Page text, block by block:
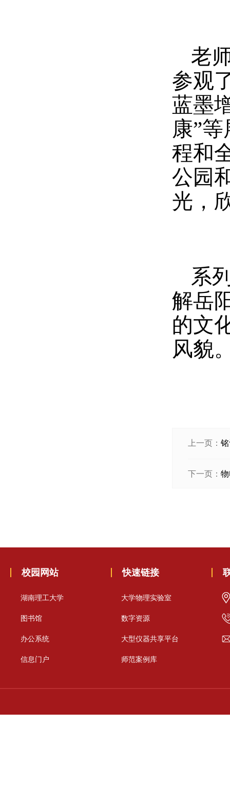
老
参观
蓝墨
康”
程和
公园
光，
系
解岳
的文
风貌
上一页：
下一页：
校园网站
湖南理工大学
图书馆
办公系统
信息门户
快速链接
大学物理实验室
数字资源
大型仪器共享平台
师范案例库